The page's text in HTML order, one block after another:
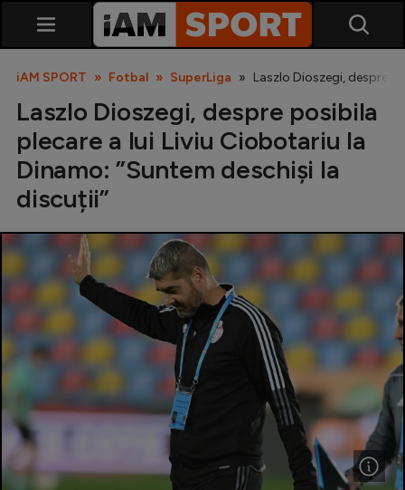
SuperLiga
Liga 2
Cupa României
Echipa Națională
U21
Fotbal feminin
Diverse
iAM SPORT Fotbal SuperLiga Laszlo Dioszegi, despre
Laszlo Dioszegi, despre posibila
plecare a lui Liviu Ciobotariu la
Dinamo: ”Suntem deschiși la
discuții”